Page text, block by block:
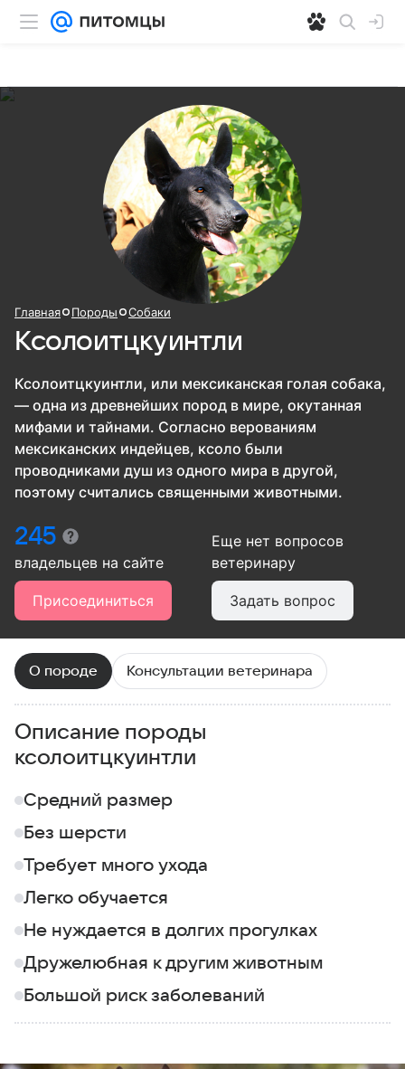
Главная Породы Собаки
Ксолоитцкуинтли
Ксолоитцкуинтли, или мексиканская голая собака,
— одна из древнейших пород в мире, окутанная
мифами и тайнами. Согласно верованиям
мексиканских индейцев, ксоло были
проводниками душ из одного мира в другой,
поэтому считались священными животными.
245
владельцев на сайте
Присоединиться
Еще нет вопросов
ветеринару
Задать вопрос
О породе Консультации ветеринара
Описание породы
ксолоитцкуинтли
Средний размер
Без шерсти
Требует много ухода
Легко обучается
Не нуждается в долгих прогулках
Дружелюбная к другим животным
Большой риск заболеваний